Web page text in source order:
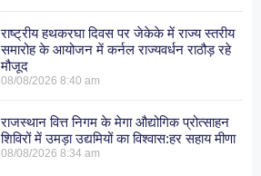
राष्ट्रीय हथकरघा दिवस पर जेकेके में राज्य स्तरीय
समारोह के आयोजन में कर्नल राज्यवर्धन राठौड़ रहे
मौजूद
08/08/20268:40 am
राजस्थान वित्त निगम के मेगा औद्योगिक प्रोत्साहन
शिविरों में उमड़ा उद्यमियों का विश्वास:हर सहाय मीणा
08/08/20268:34 am